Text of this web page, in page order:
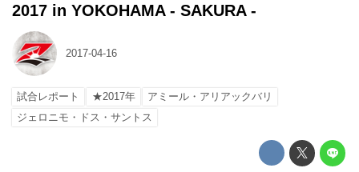
2017 in YOKOHAMA - SAKURA -
2017-04-16
試合レポート ★2017年
アミール・アリアックバリ
ジェロニモ・ドス・サントス